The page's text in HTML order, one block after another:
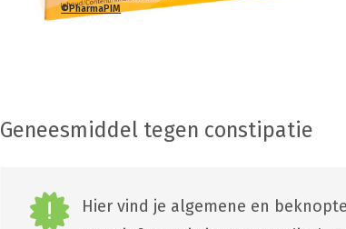
©PharmaPIM
Geneesmiddel tegen constipatie
Hier vind je algemene en